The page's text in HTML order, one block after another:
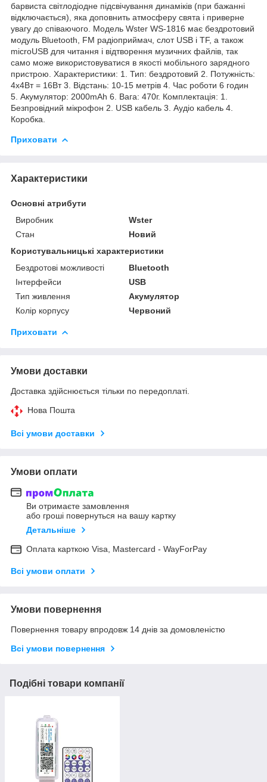
барвиста світлодіодне підсвічування динаміків (при бажанні
відключається), яка доповнить атмосферу свята і приверне
увагу до співаючого. Модель Wster WS-1816 має бездротовий
модуль Bluetooth, FM радіоприймач, слот USB і TF, а також
microUSB для читання і відтворення музичних файлів, так
само може використовуватися в якості мобільного зарядного
пристрою. Характеристики: 1. Тип: бездротовий 2. Потужність:
4х4Вт = 16Вт 3. Відстань: 10-15 метрів 4. Час роботи 6 годин
5. Акумулятор: 2000mAh 6. Вага: 470г. Комплектація: 1.
Безпровідний мікрофон 2. USB кабель 3. Аудіо кабель 4.
Коробка.
Приховати
Характеристики
Основні атрибути
Виробник
Wster
Стан
Новий
Користувальницькі характеристики
Бездротові можливості
Bluetooth
Інтерфейси
USB
Тип живлення
Акумулятор
Колір корпусу
Червоний
Приховати
Умови доставки
Доставка здійснюється тільки по передоплаті.
Нова Пошта
Всі умови доставки
Умови оплати
Ви отримаєте замовлення
або гроші повернуться на вашу картку
Детальніше
Оплата карткою Visa, Mastercard - WayForPay
Всі умови оплати
Умови повернення
Повернення товару впродовж 14 днів за домовленістю
Всі умови повернення
Подібні товари компанії